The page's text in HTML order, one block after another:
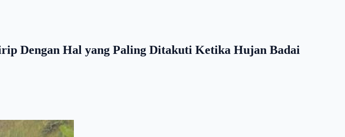
Dengan Hal yang Paling Ditakuti Ketika Hujan Badai